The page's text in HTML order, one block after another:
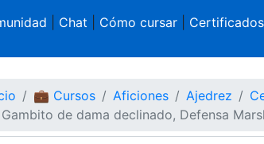
Chat Cómo cursar|
💼 Cursos Aficiones Ajedrez
Gambito de dama declinado, Defensa